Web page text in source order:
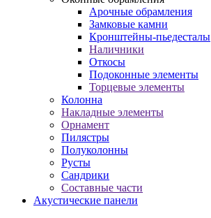
Арочные обрамления
Замковые камни
Кронштейны-пьедесталы
Наличники
Откосы
Подоконные элементы
Торцевые элементы
Колонна
Накладные элементы
Орнамент
Пилястры
Полуколонны
Русты
Сандрики
Составные части
Акустические панели